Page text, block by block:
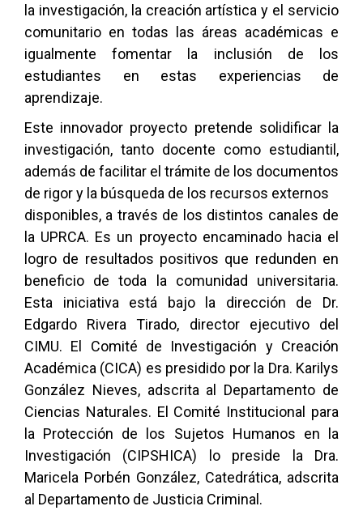
la investigación, la creación artística y el servicio
comunitario en todas las áreas académicas e
igualmente fomentar la inclusión de los
estudiantes en estas experiencias de
aprendizaje.
Este innovador proyecto pretende solidificar la
investigación, tanto docente como estudiantil,
además de facilitar el trámite de los documentos
de rigor y la búsqueda de los recursos externos
disponibles, a través de los distintos canales de
la UPRCA. Es un proyecto encaminado hacia el
logro de resultados positivos que redunden en
beneficio de toda la comunidad universitaria.
Esta iniciativa está bajo la dirección de Dr.
Edgardo Rivera Tirado, director ejecutivo del
CIMU. El Comité de Investigación y Creación
Académica (CICA) es presidido por la Dra. Karilys
González Nieves, adscrita al Departamento de
Ciencias Naturales. El Comité Institucional para
la Protección de los Sujetos Humanos en la
Investigación (CIPSHICA) lo preside la Dra.
Maricela Porbén González, Catedrática, adscrita
al Departamento de Justicia Criminal.